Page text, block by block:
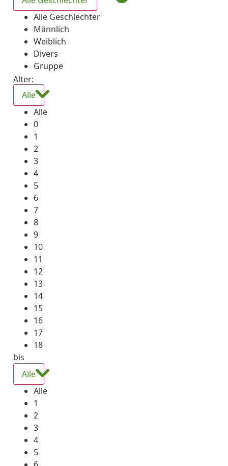
Alle Geschlechter
Männlich
Weiblich
Divers
Gruppe
Alter:
Alle
Alle
0
1
2
3
4
5
6
7
8
9
10
11
12
13
14
15
16
17
18
bis
Alle
Alle
1
2
3
4
5